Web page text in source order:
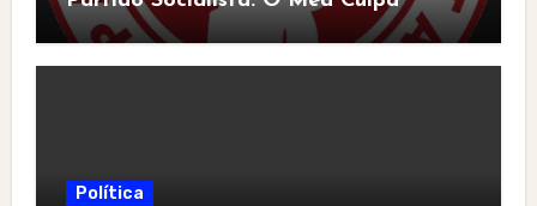
Política